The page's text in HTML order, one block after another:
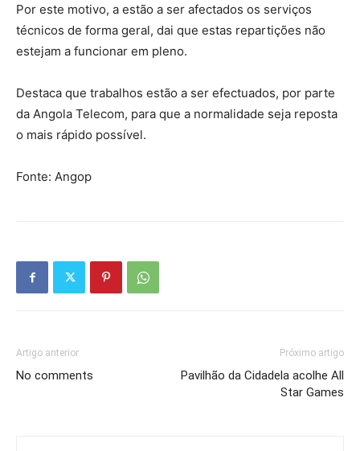
Por este motivo, a estão a ser afectados os serviços
técnicos de forma geral, dai que estas repartições não
estejam a funcionar em pleno.
Destaca que trabalhos estão a ser efectuados, por parte
da Angola Telecom, para que a normalidade seja reposta
o mais rápido possível.
Fonte: Angop
Artigo anterior
No comments
Próximo artigo
Pavilhão da Cidadela acolhe All
Star Games